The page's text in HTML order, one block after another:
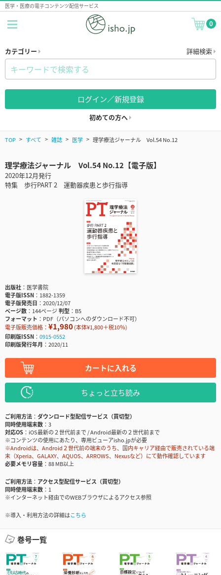
医学・医療の電子コンテンツ配信サービス
0
カテゴリー 詳細検索
ログイン／新規登録
初めての方へ
TOP すべて 雑誌 医学 理学療法ジャーナル Vol.54 No.12
理学療法ジャーナル Vol.54 No.12【電子版】
2020年12月発行
特集 歩行PART 2 運動器疾患と歩行指導
出版社
医学書院
電子版ISSN
1882-1359
電子版発売日
2020/12/07
ページ数
144ページ判型
B5
フォーマット
PDF（パソコンへのダウンロード不可）
電子版販売価格： ¥1,980(本体¥1,800＋税10％)
印刷版ISSN
0915-0552
印刷版発行年月
2020/11
カートに入れる
ちょっと立ち読み
ご利用方法
ダウンロード型配信サービス（買切型）
同時使用端末数
3
対応OS
iOS最新の２世代前まで / Android最新の２世代前まで
※コンテンツの使用にあたり、専用ビューアisho.jpが必要
※Androidは、Android２世代前の端末のうち、国内キャリア経由で販売されている端
末（Xperia、GALAXY、AQUOS、ARROWS、Nexusなど）にて動作確認しています
必要メモリ容量
88 MB以上
ご利用方法
アクセス型配信サービス（買切型）
同時使用端末数
1
※インターネット経由でのWEBブラウザによるアクセス参照
※導入・利用方法の詳細はこちら
巻号一覧